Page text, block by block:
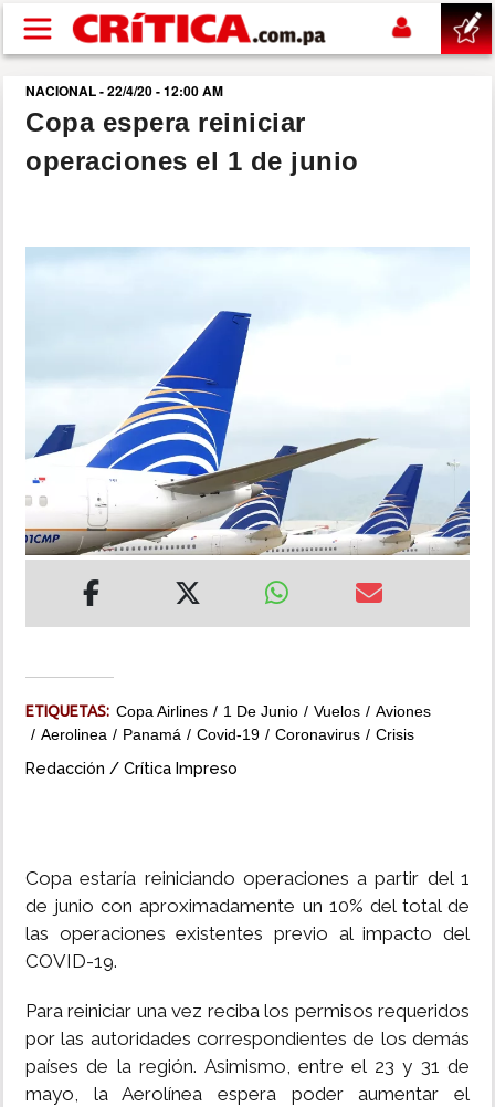
Pasar al contenido principal
buscar
SUCESOS
MUNDO
INSÓLITAS
MULTIMEDIA
NACIONAL - 22/4/20 - 12:00 AM
Copa espera reiniciar
operaciones el 1 de junio
ETIQUETAS: Copa Airlines 1 De Junio Vuelos
Aviones
Aerolinea
Panamá Covid-19 Coronavirus Crisis
Redacción / Crítica Impreso
Copa estaría reiniciando operaciones a partir del 1
de junio con aproximadamente un 10% del total de
las operaciones existentes previo al impacto del
COVID-19.
Para reiniciar una vez reciba los permisos requeridos
por las autoridades correspondientes de los demás
países de la región. Asimismo, entre el 23 y 31 de
mayo, la Aerolínea espera poder aumentar el